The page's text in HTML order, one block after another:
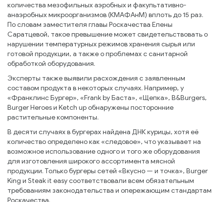
количества мезофильных аэробных и факультативно-
анаэробных микроорганизмов (КМАФАнМ) вплоть до 15 раз.
По словам заместителя главы Роскачества Елены
Саратцевой, такое превышение может свидетельствовать о
нарушении температурных режимов хранения сырья или
готовой продукции, а также о проблемах с санитарной
обработкой оборудования.
Эксперты также выявили расхождения с заявленным
составом продукта в некоторых случаях. Например, у
«Франклинс Бургер», «Frank by Баста», «Щепка», B&Burgers,
Burger Heroes и Ketch up обнаружены посторонние
растительные компоненты.
В десяти случаях в бургерах найдена ДНК курицы, хотя её
количество определено как «следовое», что указывает на
возможное использование одного и того же оборудования
для изготовления широкого ассортимента мясной
продукции. Только бургеры сетей «Вкусно — и точка», Burger
King и Steak it easy соответствовали всем обязательным
требованиям законодательства и опережающим стандартам
Роскачества.